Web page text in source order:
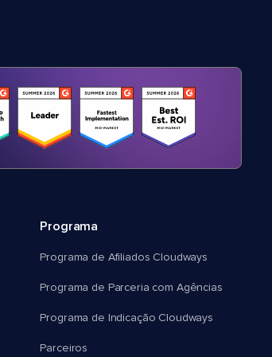
Programa
Programa de Afiliados Cloudways
Programa de Parceria com Agências
Programa de Indicação Cloudways
Parceiros